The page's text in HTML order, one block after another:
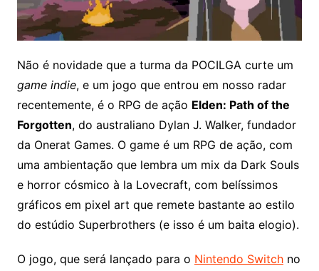
Não é novidade que a turma da POCILGA curte um
game indie, e um jogo que entrou em nosso radar
recentemente, é o RPG de ação Elden: Path of the
Forgotten, do australiano Dylan J. Walker, fundador
da Onerat Games. O game é um RPG de ação, com
uma ambientação que lembra um mix da Dark Souls
e horror cósmico à la Lovecraft, com belíssimos
gráficos em pixel art que remete bastante ao estilo
do estúdio Superbrothers (e isso é um baita elogio).
O jogo, que será lançado para o Nintendo Switchno